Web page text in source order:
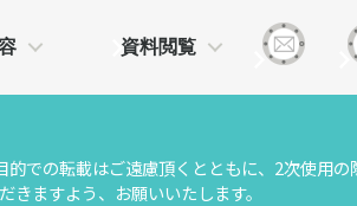
資料閲覧
での転載はご遠慮頂くとともに、2次使用の
きますよう、お願いいたします。